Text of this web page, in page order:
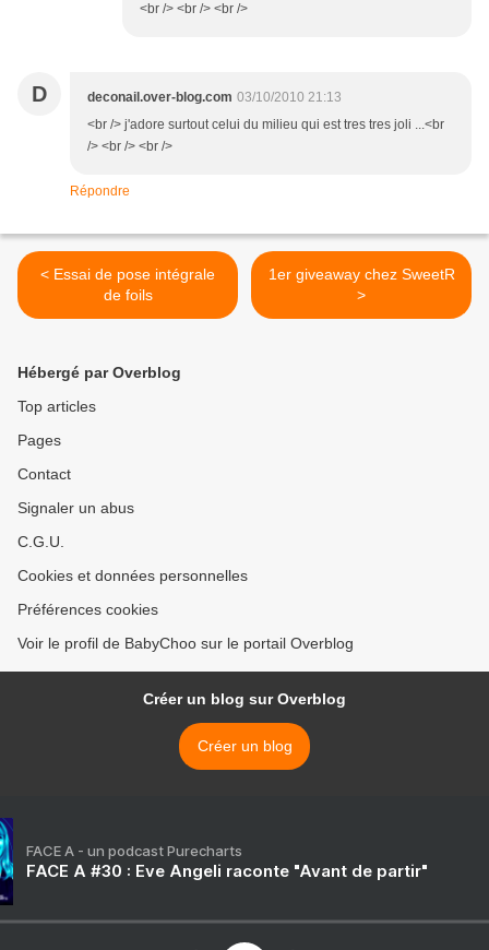
<br /> <br /> <br />
D deconail.over-blog.com 03/10/2010 21:13
<br /> j'adore surtout celui du milieu qui est tres tres joli ...<br
/> <br /> <br />
Répondre
< Essai de pose intégrale
de foils
1er giveaway chez SweetR
>
Hébergé par Overblog
Top articles
Pages
Contact
Signaler un abus
C.G.U.
Cookies et données personnelles
Préférences cookies
Voir le profil de BabyChoo sur le portail Overblog
Créer un blog sur Overblog
Créer un blog
FACE A - un podcast Purecharts
FACE A #30 : Eve Angeli raconte "Avant de partir"